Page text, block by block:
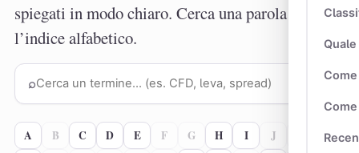
spiegati in modo chiaro. Cerca una parola o scorri
l’indice alfabetico.
⌕
A B C D E F G H I J
L